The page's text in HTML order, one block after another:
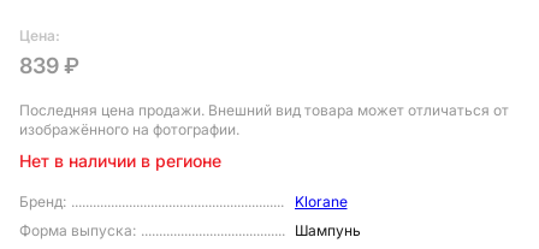
Бренд:
Klorane
Форма выпуска:
Шампунь
Цена:
839 ₽
Последняя цена продажи. Внешний вид товара может отличаться от
изображённого на фотографии.
Нет в наличии в регионе